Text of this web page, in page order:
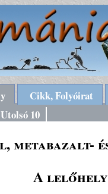
Cikk, Folyóirat
Utolsó 10
metabazalt-
A lelőhely